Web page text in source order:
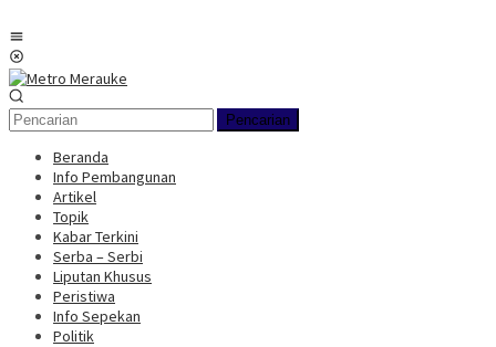
ke
konten
Pencarian
Beranda
Info Pembangunan
Artikel
Topik
Kabar Terkini
Serba – Serbi
Liputan Khusus
Peristiwa
Info Sepekan
Politik